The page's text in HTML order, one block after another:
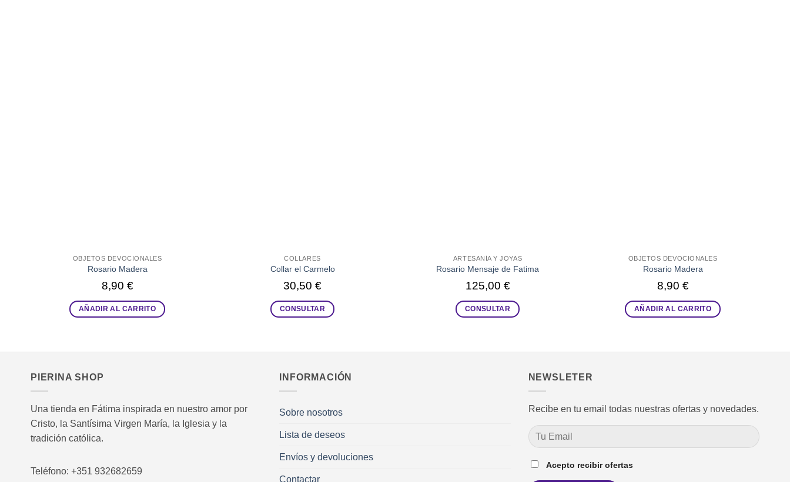
OBJETOS DEVOCIONALES
Rosario Madera
8,90 €
AÑADIR AL CARRITO
COLLARES
Collar el Carmelo
30,50 €
CONSULTAR
ARTESANÍA Y JOYAS
Rosario Mensaje de Fatima
125,00 €
CONSULTAR
OBJETOS DEVOCIONALES
Rosario Madera
8,90 €
AÑADIR AL CARRITO
PIERINA SHOP
Una tienda en Fátima inspirada en nuestro amor por
Cristo, la Santísima Virgen María, la Iglesia y la
tradición católica.
Teléfono: +351 932682659
INFORMACIÓN
Sobre nosotros
Lista de deseos
Envíos y devoluciones
Contactar
NEWSLETER
Recibe en tu email todas nuestras ofertas y novedades.
Acepto recibir ofertas